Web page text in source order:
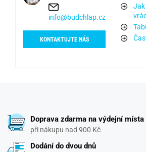
info@budchlap.cz
KONTAKTUJTE NÁS
Doprava zdarma na výdejní místa
při nákupu nad 900 Kč
Dodání do dvou dnů